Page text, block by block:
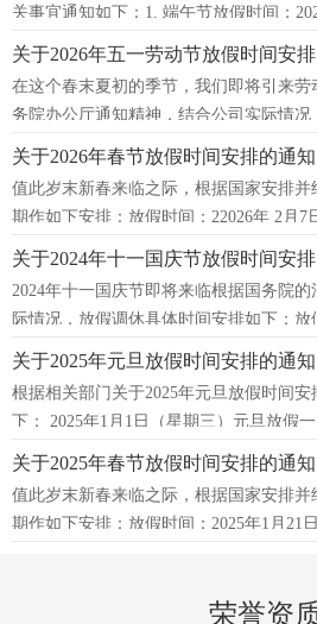
关事宜通知如下：1. 端午节放假时间：
天）。2. 6月22日（
关于2026年五一劳动节放假时间安
在这个春末夏初的季节，我们即将引来劳
务院办公厅通知精神，结合公司实际情
通知如下：放假时间：2026年 5月1日
关于2026年春节放假时间安排的通知
值此岁末新春来临之际，根据国家安排
期作如下安排：放假时间：22026年 2月7
班时间：2026年2月25
关于2024年十一国庆节放假时间安
2024年十一国庆节即将来临根据国务院
际情况，放假调休具体时间安排如下：放
二）-10月7日（周一）放假，共7天。
关于2025年元旦放假时间安排的通知
根据相关部门关于2025年元旦放假时间
下： 2025年1月1日（星期三）元旦放假
班。
关于2025年春节放假时间安排的通知
值此岁末新春来临之际，根据国家安排
期作如下安排：放假时间：2025年1月21
荣誉资